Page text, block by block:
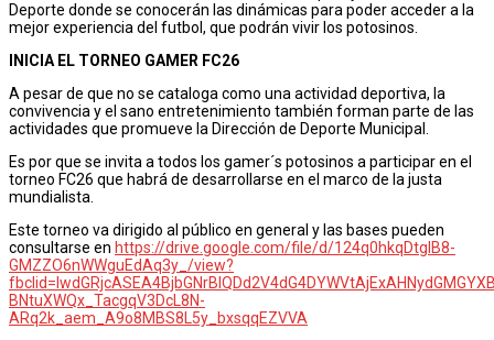
Deporte donde se conocerán las dinámicas para poder acceder a la
mejor experiencia del futbol, que podrán vivir los potosinos.
INICIA EL TORNEO GAMER FC26
A pesar de que no se cataloga como una actividad deportiva, la
convivencia y el sano entretenimiento también forman parte de las
actividades que promueve la Dirección de Deporte Municipal.
Es por que se invita a todos los gamer´s potosinos a participar en el
torneo FC26 que habrá de desarrollarse en el marco de la justa
mundialista.
Este torneo va dirigido al público en general y las bases pueden
consultarse en https://drive.google.com/file/d/124q0hkqDtgIB8-
GMZZO6nWWguEdAq3y_/view?
BNtuXWQx_TacgqV3DcL8N-
ARq2k_aem_A9o8MBS8L5y_bxsqqEZVVA